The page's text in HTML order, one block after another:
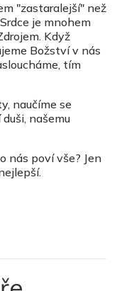
"zastaralejší" než
je mnohem
Když
Božství v nás
tím
naučíme se
našemu
nás poví vše? Jen